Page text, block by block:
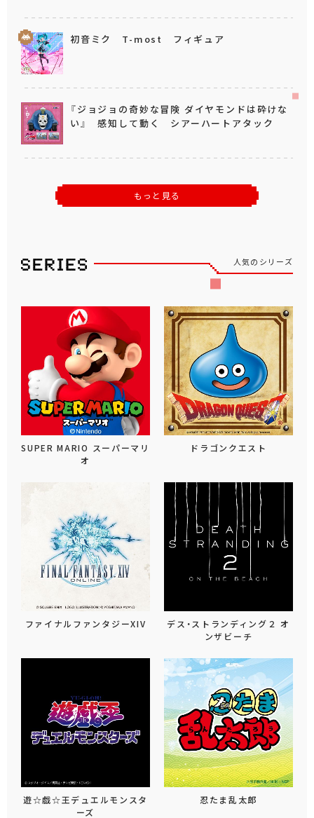
初音ミク T-most フィギュア
『ジョジョの奇妙な冒険 ダイヤモンドは砕けな
い』 感知して動く シアーハートアタック
もっと見る
人気のシリーズ
SUPER MARIO スーパーマリ
オ
ドラゴンクエスト
ファイナルファンタジーXIV
デス・ストランディング２ オ
ンザビーチ
遊☆戯☆王デュエルモンスタ
ーズ
忍たま乱太郎